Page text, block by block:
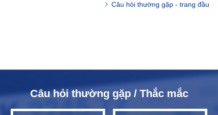
Câu hỏi thường gặp - trang đầu
Câu hỏi thường gặp / Thắc mắc